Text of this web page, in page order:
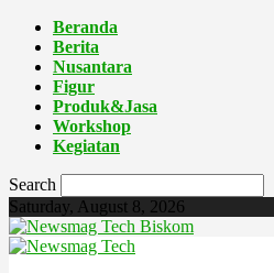
Beranda
Berita
Nusantara
Figur
Produk&Jasa
Workshop
Kegiatan
Search
Saturday, August 8, 2026
Biskom